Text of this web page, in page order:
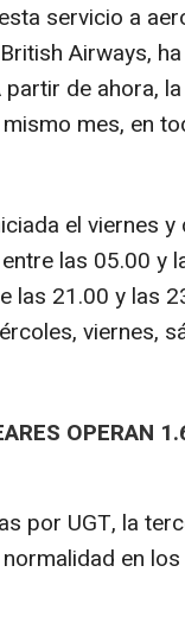
servicio a
Airways,
de ahora,
mes, en
el viernes
las 05.00 y
las 21.00 y las
viernes,
OPERAN
por UGT, la
en